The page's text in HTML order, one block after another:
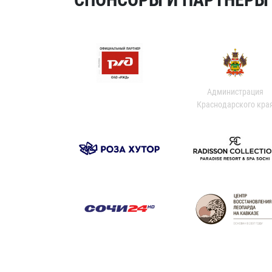
Администрация
Краснодарского